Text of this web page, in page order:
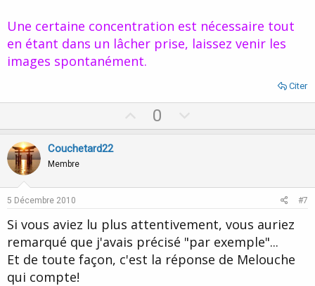
Une certaine concentration est nécessaire tout
en étant dans un lâcher prise, laissez venir les
images spontanément.
Citer
p
t
0
o
v
e
Couchetard22
Membre
5 Décembre 2010 #7
Si vous aviez lu plus attentivement, vous auriez
remarqué que j'avais précisé "par exemple"...
Et de toute façon, c'est la réponse de Melouche
qui compte!